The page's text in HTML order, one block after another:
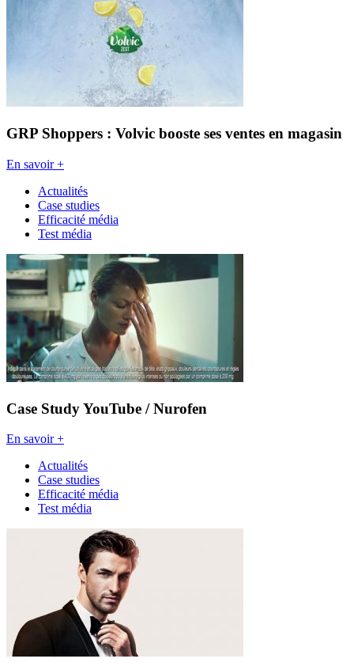
GRP Shoppers : Volvic booste ses ventes en magasin
En savoir +
Actualités
Case studies
Efficacité média
Test média
Case Study YouTube / Nurofen
En savoir +
Actualités
Case studies
Efficacité média
Test média